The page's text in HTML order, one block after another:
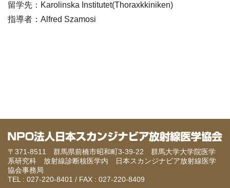
留学先：Karolinska Institutet(Thoraxkkiniken)
指導者：Alfred Szamosi
〒371-8511 群馬県前橋市昭和町3-39-22 群馬大学大学院医学
系研究科 放射線診断核医学内
日本スカンジナビア放射線医学
協会事務局
TEL : 027-220-8401 / FAX : 027-220-8409